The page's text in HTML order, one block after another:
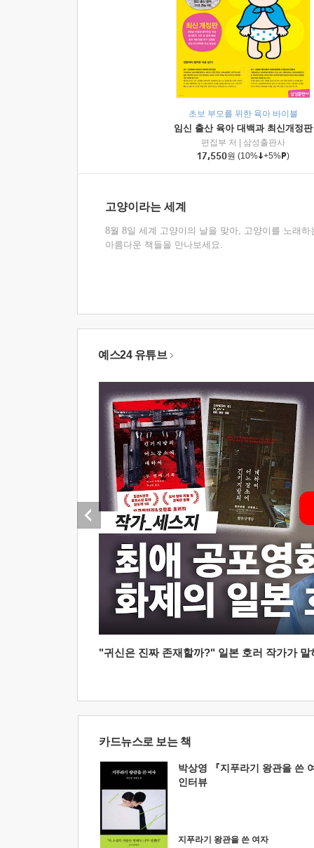
초보 부모를 위한 육아 바이블
임신 출산 육아 대백과 최신개정판
편집부 저
삼성출판사
17,550원 (10% +5% )
고양이라는 세계
8월 8일 세계 고양이의 날을 맞아, 고양이를 노래하
아름다운 책들을 만나보세요.
예스24 유튜브
"귀신은 진짜 존재할까?" 일본 호러 작가가
카드뉴스로 보는 책
박상영 『지푸라기 왕관을 쓴
인터뷰
지푸라기 왕관을 쓴 여자